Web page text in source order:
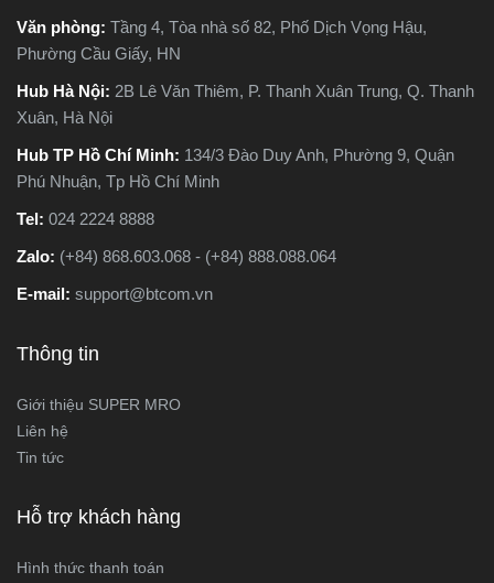
điểm và tư vấn chọn lựa
loại máy phù hợp nhất với
nhu cầu sử dụng thực tế.
Văn phòng: Tầng 4, Tòa nhà số 82, Phố Dịch Vọng Hậu,
Phường Cầu Giấy, HN
Hub Hà Nội: 2B Lê Văn Thiêm, P. Thanh Xuân Trung, Q. Thanh
Xuân, Hà Nội
Hub TP Hồ Chí Minh: 134/3 Đào Duy Anh, Phường 9, Quận
Phú Nhuận, Tp Hồ Chí Minh
Tel: 024 2224 8888
Zalo: (+84) 868.603.068 - (+84) 888.088.064
E-mail: support@btcom.vn
Thông tin
Giới thiệu SUPER MRO
Liên hệ
Tin tức
Hỗ trợ khách hàng
Hình thức thanh toán